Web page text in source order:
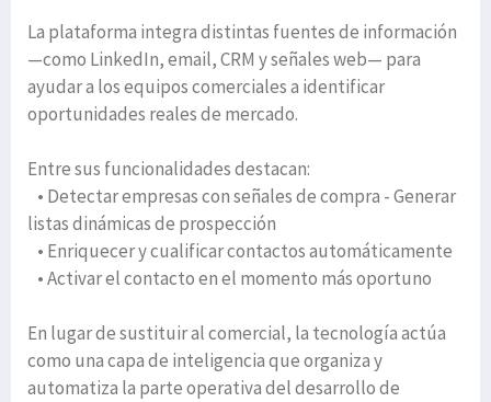
La plataforma integra distintas fuentes de información
—como LinkedIn, email, CRM y señales web— para
ayudar a los equipos comerciales a identificar
oportunidades reales de mercado.
Entre sus funcionalidades destacan:
• Detectar empresas con señales de compra - Generar
listas dinámicas de prospección
• Enriquecer y cualificar contactos automáticamente
• Activar el contacto en el momento más oportuno
En lugar de sustituir al comercial, la tecnología actúa
como una capa de inteligencia que organiza y
automatiza la parte operativa del desarrollo de